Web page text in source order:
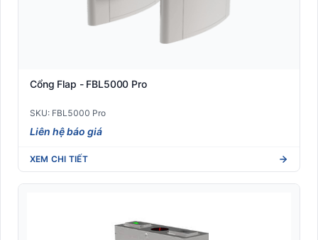
Cổng Flap - FBL5000 Pro
SKU: FBL5000 Pro
Liên hệ báo giá
XEM CHI TIẾT